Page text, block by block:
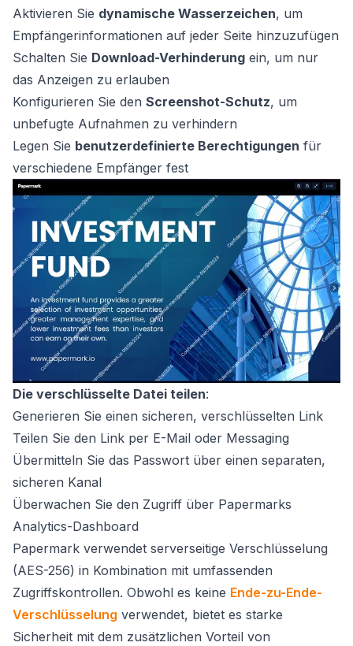
Aktivieren Sie dynamische Wasserzeichen, um
Empfängerinformationen auf jeder Seite hinzuzufügen
Schalten Sie Download-Verhinderung ein, um nur
das Anzeigen zu erlauben
Konfigurieren Sie den Screenshot-Schutz, um
unbefugte Aufnahmen zu verhindern
Legen Sie benutzerdefinierte Berechtigungen für
verschiedene Empfänger fest
Die verschlüsselte Datei teilen:
Generieren Sie einen sicheren, verschlüsselten Link
Teilen Sie den Link per E-Mail oder Messaging
Übermitteln Sie das Passwort über einen separaten,
sicheren Kanal
Überwachen Sie den Zugriff über Papermarks
Analytics-Dashboard
Papermark verwendet serverseitige Verschlüsselung
(AES-256) in Kombination mit umfassenden
Zugriffskontrollen. Obwohl es keine Ende-zu-Ende-
Verschlüsselung verwendet, bietet es starke
Sicherheit mit dem zusätzlichen Vorteil von